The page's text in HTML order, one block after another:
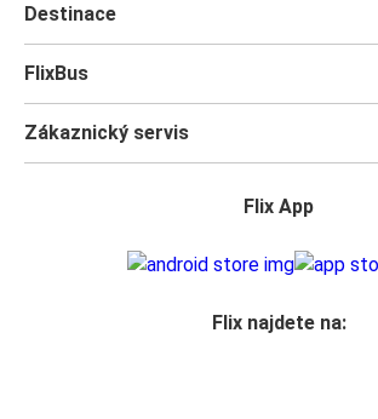
Destinace
FlixBus
Zákaznický servis
Flix App
Flix najdete na: